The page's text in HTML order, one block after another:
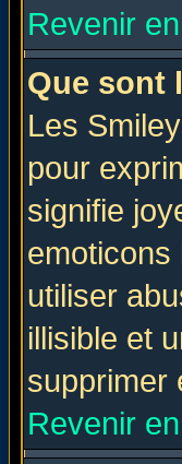
Revenir
Que sont
Les
pour
signifie
emoticons
utiliser
illisible et
supprimer
Revenir